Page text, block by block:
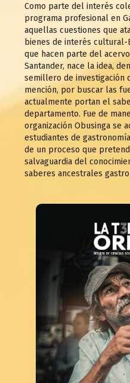
Como parte del interés
programa profesional en
aquellas cuestiones que
bienes de interés
que hacen parte del
Santander, nace la idea,
semillero de investigación
mención, por buscar las
actualmente portan el
departamento. Fue de
organización Obusinga se
estudiantes de
de un proceso que
salvaguardia del
saberes ancestrales